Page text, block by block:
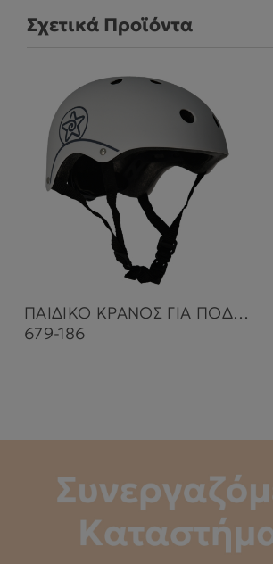
Σχετικά Προϊόντα
ΠΑΙΔΙΚΟ ΚΡΑΝΟΣ ΓΙΑ ΠΟΔΗΛΑΤΟ ΚΑΙ ΠΑΤΙΝΙ GREY
679-186